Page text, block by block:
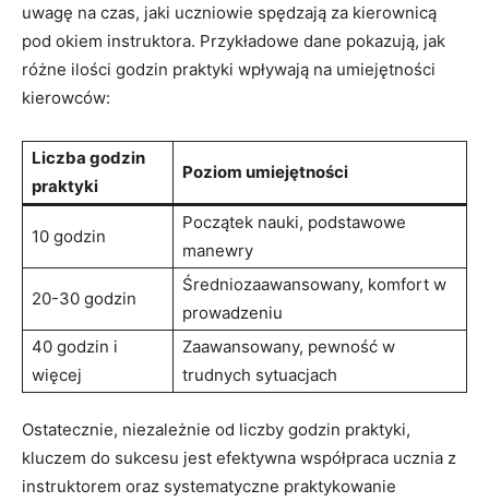
uwagę na czas, ⁣jaki uczniowie spędzają za kierownicą ​
pod ⁤okiem instruktora. Przykładowe dane pokazują, ⁢jak
różne ilości ‍godzin praktyki wpływają na umiejętności
⁤kierowców:
Liczba‍ godzin
praktyki
Poziom ‍umiejętności
10 godzin
Początek nauki, podstawowe
manewry
20-30 godzin
Średniozaawansowany, komfort ‌w
prowadzeniu
40 godzin i
⁤więcej
Zaawansowany, pewność w
trudnych sytuacjach
Ostatecznie, niezależnie od ‌liczby godzin​ praktyki,
kluczem do sukcesu jest ‌efektywna współpraca ‌ucznia z
instruktorem oraz​ systematyczne praktykowanie‌